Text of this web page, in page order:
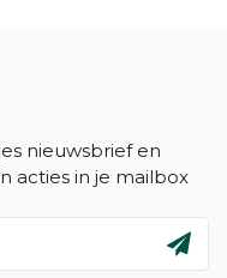
nieuwsbrief en
acties in je mailbox